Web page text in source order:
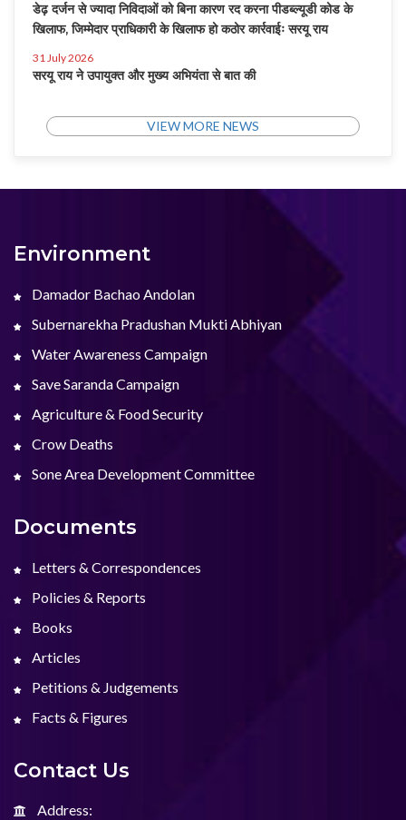
डेढ़ दर्जन से ज्यादा निविदाओं को बिना कारण रद करना पीडब्ल्यूडी कोड के
खिलाफ, जिम्मेदार प्राधिकारी के खिलाफ हो कठोर कार्रवाईः सरयू राय
31 July 2026
सरयू राय ने उपायुक्त और मुख्य अभियंता से बात की
VIEW MORE NEWS
Environment
Damador Bachao Andolan
Subernarekha Pradushan Mukti Abhiyan
Water Awareness Campaign
Save Saranda Campaign
Agriculture & Food Security
Crow Deaths
Sone Area Development Committee
Documents
Letters & Correspondences
Policies & Reports
Books
Articles
Petitions & Judgements
Facts & Figures
Contact Us
Address: